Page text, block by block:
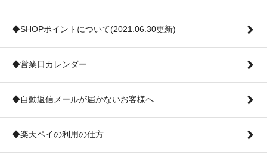
◆SHOPポイントについて(2021.06.30更新)
◆営業日カレンダー
◆自動返信メールが届かないお客様へ
◆楽天ペイの利用の仕方